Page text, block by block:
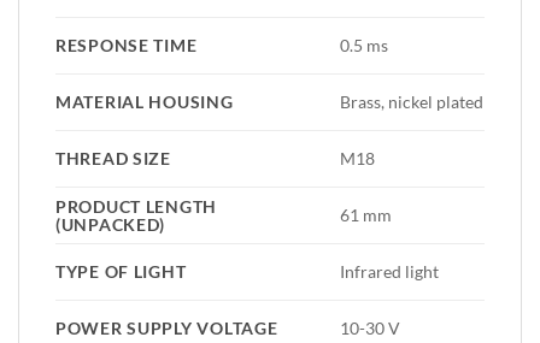
RESPONSE TIME 0.5 ms
MATERIAL HOUSING Brass, nickel plated
THREAD SIZE M18
PRODUCT LENGTH
(UNPACKED)
61 mm
TYPE OF LIGHT Infrared light
POWER SUPPLY VOLTAGE 10-30 V